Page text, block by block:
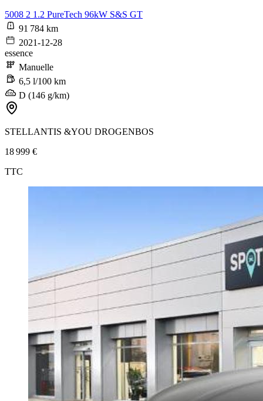
5008 2 1.2 PureTech 96kW S&S GT
91 784 km
2021-12-28
essence
Manuelle
6,5 l/100 km
D (146 g/km)
STELLANTIS &YOU DROGENBOS
18 999 €
TTC